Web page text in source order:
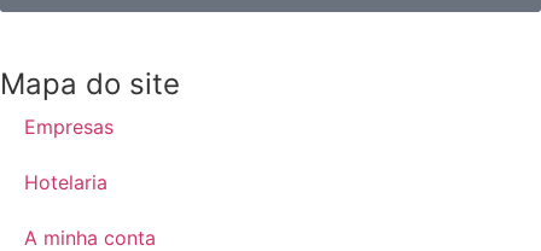
Mapa do site
Empresas
Hotelaria
A minha conta